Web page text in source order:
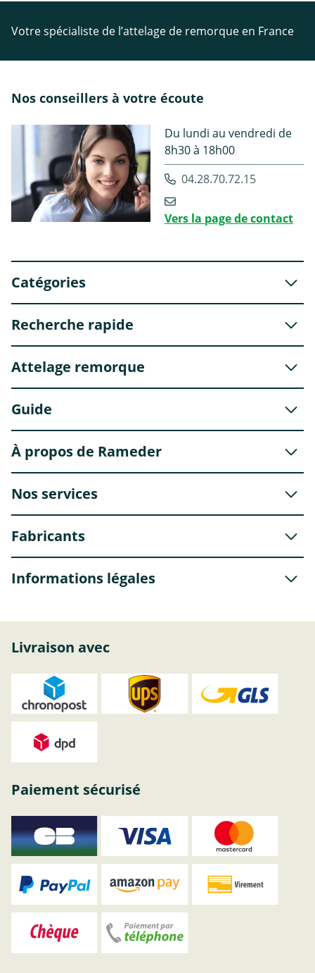
Votre spécialiste de l’attelage de remorque en France
Nos conseillers à votre écoute
Du lundi au vendredi de
8h30 à 18h00
04.28.70.72.15
Vers la page de contact
Catégories
Recherche rapide
Attelage remorque
Guide
À propos de Rameder
Nos services
Fabricants
Informations légales
Livraison avec
Paiement sécurisé